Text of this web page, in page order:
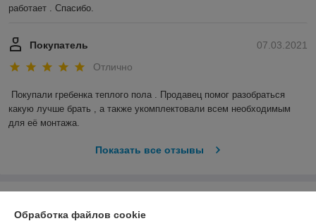
работает . Спасибо.
07.03.2021
Покупатель
Отлично
Покупали гребенка теплого пола . Продавец помог разобраться
какую лучше брать , а также укомплектовали всем необходимым
для её монтажа.
Показать все отзывы
Обработка файлов cookie